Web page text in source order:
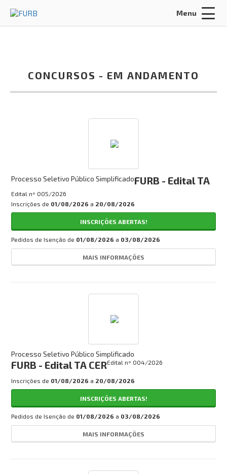
Esqueci a minha senha
POLÍTICA DE PRIVACIDADE
FALE CONOSCO
INSCRIÇÕES ABERTAS
CONCURSO DOCENTE
Busca:
BUSCAR
Menu
CONCURSOS - EM ANDAMENTO
Processo Seletivo Público SimplificadoFURB - Edital TA
Edital nº 005/2026
Inscrições de 01/08/2026 a 20/08/2026
INSCRIÇÕES ABERTAS!
Pedidos de Isenção de 01/08/2026 a 03/08/2026
MAIS INFORMAÇÕES
Processo Seletivo Público Simplificado
FURB - Edital TA CEREdital nº 004/2026
Inscrições de 01/08/2026 a 20/08/2026
INSCRIÇÕES ABERTAS!
Pedidos de Isenção de 01/08/2026 a 03/08/2026
MAIS INFORMAÇÕES